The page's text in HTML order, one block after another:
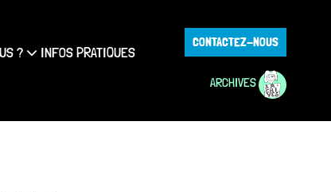
? INFOS PRATIQUES
CONTACTEZ-NOUS
ARCHIVES